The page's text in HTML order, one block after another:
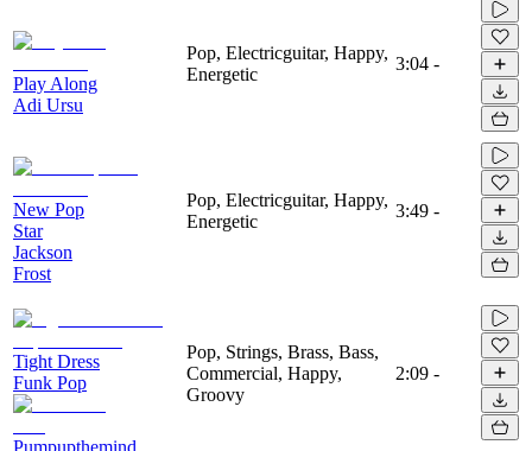
Play Along
Adi Ursu
Pop, Electricguitar, Happy,
Energetic
3:04 -
New Pop
Star
Jackson
Frost
Pop, Electricguitar, Happy,
Energetic
3:49 -
Tight Dress
Funk Pop
Pumpupthemind
Pop, Strings, Brass, Bass,
Commercial, Happy,
Groovy
2:09 -